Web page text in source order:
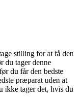
stilling for at få den
du tager denne
du får den bedste
præparat uden at
ikke tager det, hvis du